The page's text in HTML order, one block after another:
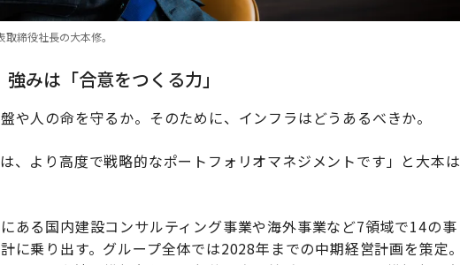
締役社長の大本修。
みは「合意をつくる力」
や人の命を守るか。そのために、インフラはどうあるべきか。
、より高度で戦略的なポートフォリオマネジメントです」と大本は
ある国内建設コンサルティング事業や海外事業など7領域で14の事
に乗り出す。グループ全体では2028年までの中期経営計画を策定。